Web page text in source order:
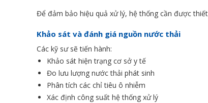
Để đảm bảo hiệu quả xử lý, hệ thống cần được
Khảo sát và đánh giá nguồn nước thải
Các kỹ sư sẽ tiến hành:
Khảo sát hiện trạng cơ sở y tế
Đo lưu lượng nước thải phát sinh
Phân tích các chỉ tiêu ô nhiễm
Xác định công suất hệ thống xử lý